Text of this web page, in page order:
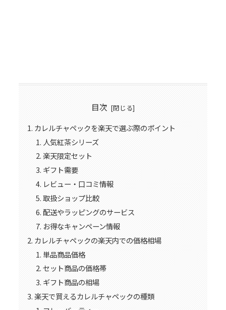
目次
カレルチャペックを楽天で選ぶ際のポイント
人気紅茶シリーズ
楽天限定セット
ギフト需要
レビュー・口コミ情報
取扱ショップ比較
配送やラッピングのサービス
お得なキャンペーン情報
カレルチャペックの楽天内での価格相場
単品商品価格
セット商品の価格帯
ギフト商品の相場
楽天で買えるカレルチャペックの種類